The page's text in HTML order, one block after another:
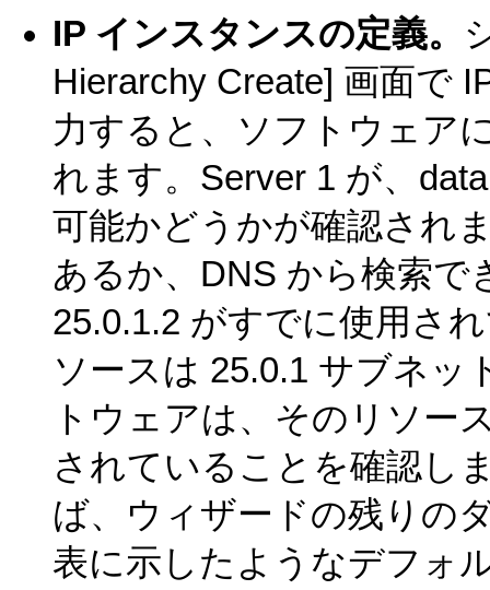
IP インスタンスの定義。
Hierarchy Create] 画面で
力すると、ソフトウェア
れます。Server 1 が、
可能かどうかが確認され
あるか、DNS から検索
25.0.1.2 がすでに使用さ
ソースは 25.0.1 サブネッ
トウェアは、そのリソー
されていることを確認し
ば、ウィザードの残りの
表に示したようなデフォ